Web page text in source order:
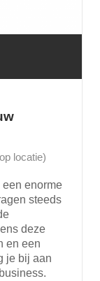
locatie)
enorme
steeds
deze
en een
je bij aan